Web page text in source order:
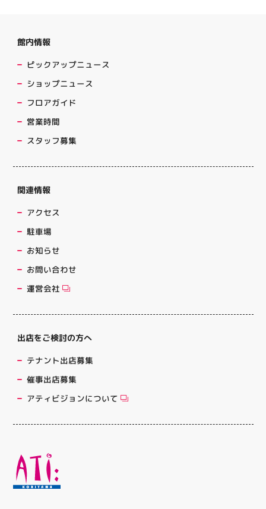
館内情報
ピックアップニュース
ショップニュース
フロアガイド
営業時間
スタッフ募集
関連情報
アクセス
駐車場
お知らせ
お問い合わせ
運営会社
出店をご検討の方へ
テナント出店募集
催事出店募集
アティビジョンについて